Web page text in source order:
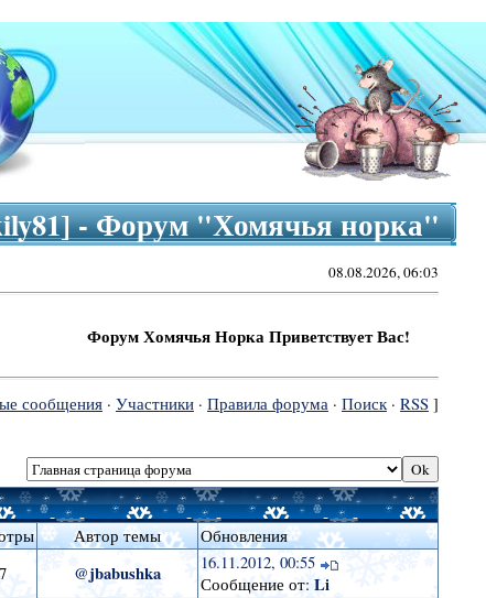
- Форум "Хомячья норка"
08.08.2026, 06:03
Форум Хомячья Норка Приветствует Вас!
сообщения· Участники· Правила форума· Поиск· RSS]
Автор темы
Обновления
@jbabushka
16.11.2012, 00:55
Сообщение от: Li